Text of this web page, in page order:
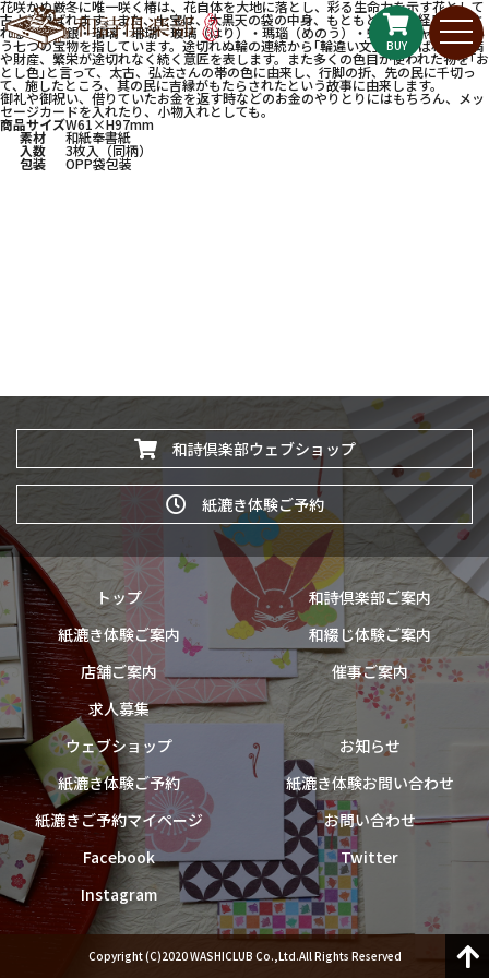
BUY
花咲かぬ厳冬に唯一咲く椿は、花自体を大地に落とし、彩る生命力を示す花として
古より悦ばれます。また、七宝は、大黒天の袋の中身、もともとの仏教経典で表さ
れる、金・銀・瑠璃・珊瑚・玻璃（はり）・瑪瑙（めのう）・蝦蛄（シャコ）とい
う七つの宝物を指しています。途切れぬ輪の連続から｢輪違い文｣とも呼ばれ、円満
や財産、繁栄が途切れなく続く意匠を表します。また多くの色目が使われた物を｢お
とし色｣と言って、太古、弘法さんの帯の色に由来し、行脚の折、先の民に千切っ
て、施したところ、其の民に吉縁がもたらされたという故事に由来します。
御礼や御祝い、借りていたお金を返す時などのお金のやりとりにはもちろん、メッ
セージカードを入れたり、小物入れとしても。
商品サイズW61×H97mm
素材 和紙奉書紙
入数 3枚入（同柄）
包装 OPP袋包装
和詩倶楽部ウェブショップ
紙漉き体験ご予約
トップ
和詩倶楽部ご案内
紙漉き体験ご案内
和綴じ体験ご案内
店舗ご案内
催事ご案内
求人募集
ウェブショップ
お知らせ
紙漉き体験ご予約
紙漉き体験お問い合わせ
紙漉きご予約マイページ
お問い合わせ
Facebook
Twitter
Instagram
Copyright (C)2020 WASHICLUB Co.,Ltd.All Rights Reserved